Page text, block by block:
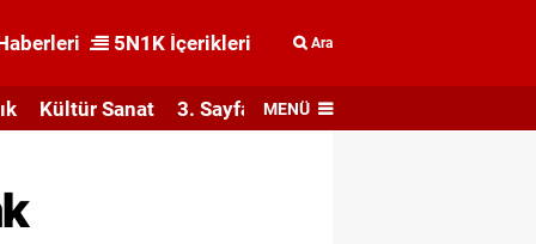
5N1K İçerikleri Ara
Kültür Sanat 3. Sayfa MENÜ